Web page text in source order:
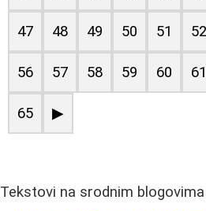
47 48 49 50 51 52
56 57 58 59 60 61
65 ▶
Tekstovi na srodnim blogovima